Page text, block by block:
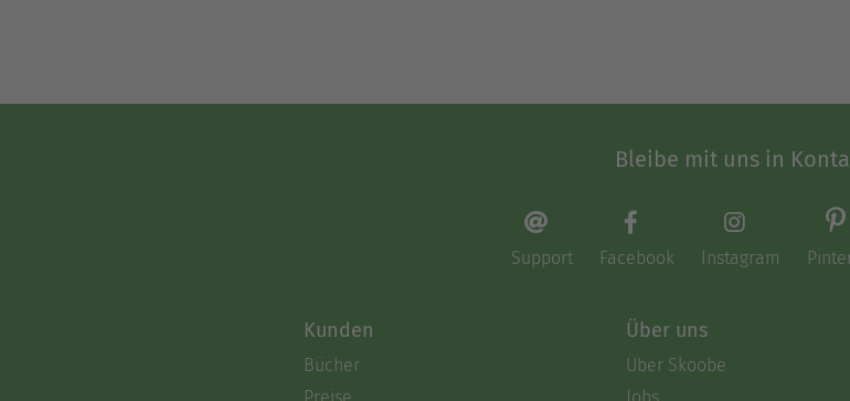
Bleibe mit uns in
Support Facebook Instagram
Kunden
Bücher
Preise
Über uns
Über Skoobe
Jobs